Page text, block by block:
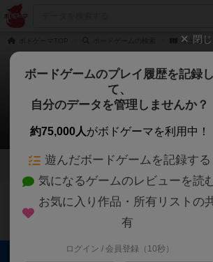
浄土双六
浄土双六
1件の画像
1 1
ボドゲーマにログインすると、 「浄土双六（Joudo
ップロード出来たり、他のユーザーの投稿画像に評
す。また、トップ6の画像は様々なページで表示され
トップに表示される画像
閉
ボードゲームのプレイ履歴を記録し
て、
自分のデータを管理しませんか？
約75,000人がボドゲーマを利用中！
遊んだボードゲームを記録する
気になるゲームのレビューを読
お気に入り作品・所有リストの
有
ログイン / 会員登録（10秒）